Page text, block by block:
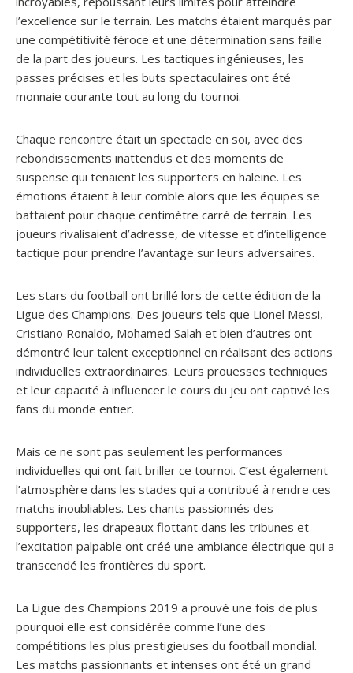
l’excellence sur le terrain. Les matchs étaient marqués par
une compétitivité féroce et une détermination sans faille
de la part des joueurs. Les tactiques ingénieuses, les
passes précises et les buts spectaculaires ont été
monnaie courante tout au long du tournoi.
Chaque rencontre était un spectacle en soi, avec des
rebondissements inattendus et des moments de
suspense qui tenaient les supporters en haleine. Les
émotions étaient à leur comble alors que les équipes se
battaient pour chaque centimètre carré de terrain. Les
joueurs rivalisaient d’adresse, de vitesse et d’intelligence
tactique pour prendre l’avantage sur leurs adversaires.
Les stars du football ont brillé lors de cette édition de la
Ligue des Champions. Des joueurs tels que Lionel Messi,
Cristiano Ronaldo, Mohamed Salah et bien d’autres ont
démontré leur talent exceptionnel en réalisant des actions
individuelles extraordinaires. Leurs prouesses techniques
et leur capacité à influencer le cours du jeu ont captivé les
fans du monde entier.
Mais ce ne sont pas seulement les performances
individuelles qui ont fait briller ce tournoi. C’est également
l’atmosphère dans les stades qui a contribué à rendre ces
matchs inoubliables. Les chants passionnés des
supporters, les drapeaux flottant dans les tribunes et
l’excitation palpable ont créé une ambiance électrique qui a
transcendé les frontières du sport.
La Ligue des Champions 2019 a prouvé une fois de plus
pourquoi elle est considérée comme l’une des
compétitions les plus prestigieuses du football mondial.
Les matchs passionnants et intenses ont été un grand